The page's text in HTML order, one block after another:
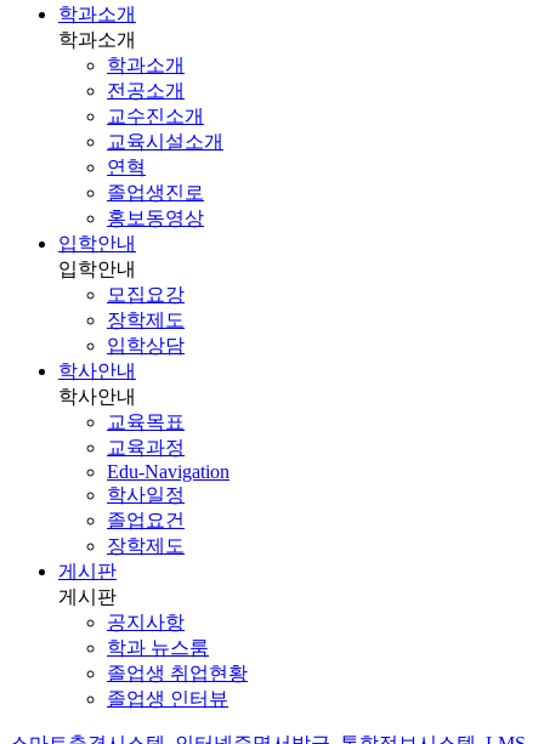
학과소개
학과소개
학과소개
전공소개
교수진소개
교육시설소개
연혁
졸업생진로
홍보동영상
입학안내
입학안내
모집요강
장학제도
입학상담
학사안내
학사안내
교육목표
교육과정
Edu-Navigation
학사일정
졸업요건
장학제도
게시판
게시판
공지사항
학과 뉴스룸
졸업생 취업현황
졸업생 인터뷰